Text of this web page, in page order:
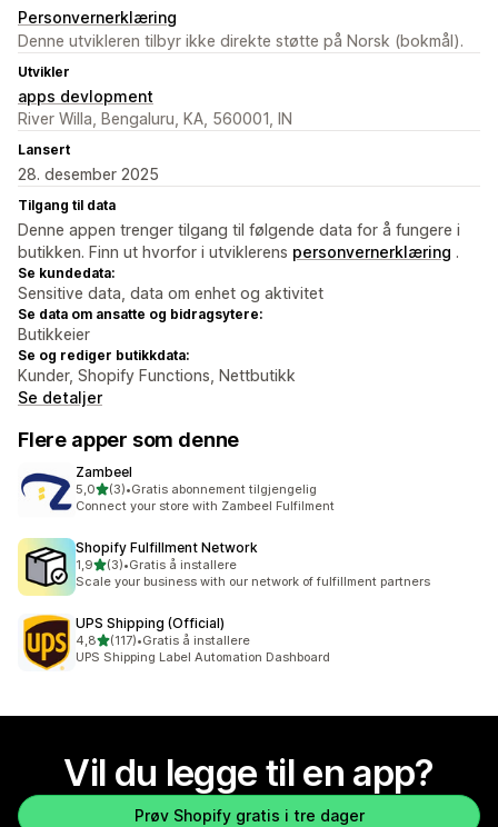
Personvernerklæring
Denne utvikleren tilbyr ikke direkte støtte på Norsk (bokmål).
Utvikler
apps devlopment
River Willa, Bengaluru, KA, 560001, IN
Lansert
28. desember 2025
Tilgang til data
Denne appen trenger tilgang til følgende data for å fungere i
butikken. Finn ut hvorfor i utviklerens personvernerklæring .
Se kundedata:
Sensitive data, data om enhet og aktivitet
Se data om ansatte og bidragsytere:
Butikkeier
Se og rediger butikkdata:
Kunder, Shopify Functions, Nettbutikk
Se detaljer
Flere apper som denne
Zambeel
5,0av 5 stjerner
(3)
Totalt 3 omtaler
•Gratis abonnement tilgjengelig
Connect your store with Zambeel Fulfilment
Shopify Fulfillment Network
1,9av 5 stjerner
(3)
Totalt 3 omtaler
•Gratis å installere
Scale your business with our network of fulfillment partners
UPS Shipping (Official)
4,8av 5 stjerner
(117)
Totalt 117 omtaler
•Gratis å installere
UPS Shipping Label Automation Dashboard
Vil du legge til en app?
Prøv Shopify gratis i tre dager